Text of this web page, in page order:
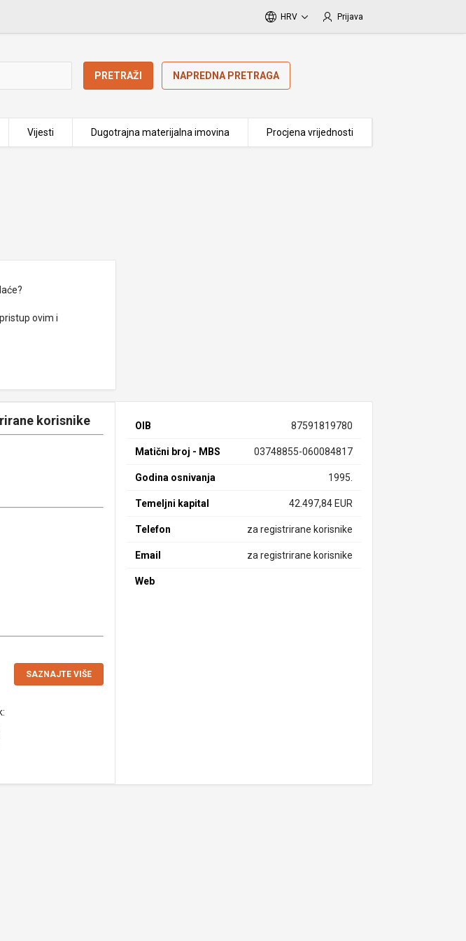
HRV Prijava
PRETRAŽI NAPREDNA PRETRAGA
Vijesti Dugotrajna materijalna imovina Procjena vrijednosti
ovim i
korisnike
SAZNAJTE VIŠE
OIB 87591819780
Matični broj - MBS 03748855-060084817
Godina osnivanja 1995.
Temeljni kapital 42.497,84 EUR
Telefon za registrirane korisnike
Email za registrirane korisnike
Web